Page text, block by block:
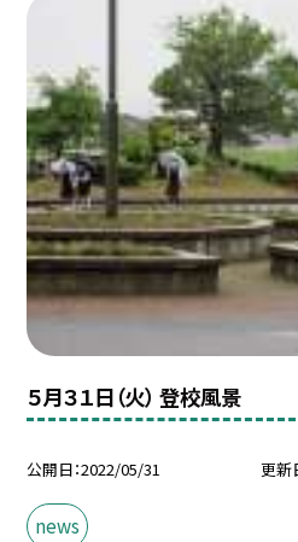
５月３１日（火） 登校風景
公開日 2022/05/31 更新
news